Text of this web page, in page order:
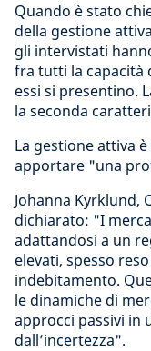
Quando è stato
della gestione
gli intervistati
fra tutti la capacità
essi si presentino.
la seconda
La gestione attiva
apportare "una
Johanna Kyrklund,
dichiarato: "I
adattandosi a un
elevati, spesso
indebitamento.
le dinamiche di
approcci passivi in
dall’incertezza".